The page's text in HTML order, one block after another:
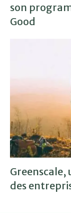
son
Good
Greenscale,
des